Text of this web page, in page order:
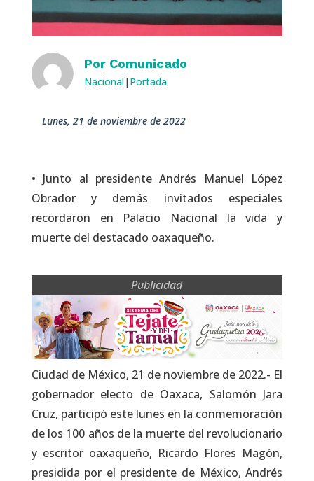
Por Comunicado
Nacional| Portada
lunes, 21 de noviembre de 2022
• Junto al presidente Andrés Manuel López
Obrador y demás invitados especiales
recordaron en Palacio Nacional la vida y
muerte del destacado oaxaqueño.
Publicidad
Ciudad de México, 21 de noviembre de 2022.- El
gobernador electo de Oaxaca, Salomón Jara
Cruz, participó este lunes en la conmemoración
de los 100 años de la muerte del revolucionario
y escritor oaxaqueño, Ricardo Flores Magón,
presidida por el presidente de México, Andrés